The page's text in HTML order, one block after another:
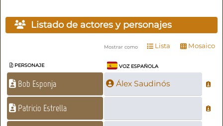
Listado de actores y personajes
Mostrar como Lista Mosaico
PERSONAJE VOZ ESPAÑOLA
Bob Esponja Álex Saudinós
Patricio Estrella